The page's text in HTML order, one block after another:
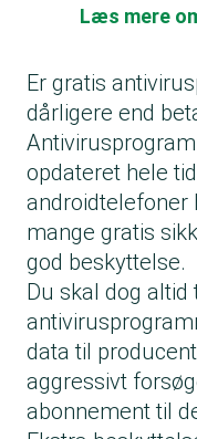
Læs mere
Er gratis
dårligere end
opdateret hele
androidtelefoner
mange gratis
god beskyttelse.
Du skal dog
data til
aggressivt
abonnement til